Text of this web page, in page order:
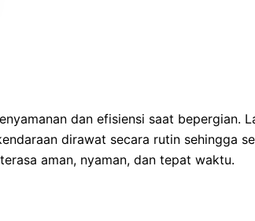
dan efisiensi saat bepergian.
dirawat secara rutin sehingga
aman, nyaman, dan tepat waktu.